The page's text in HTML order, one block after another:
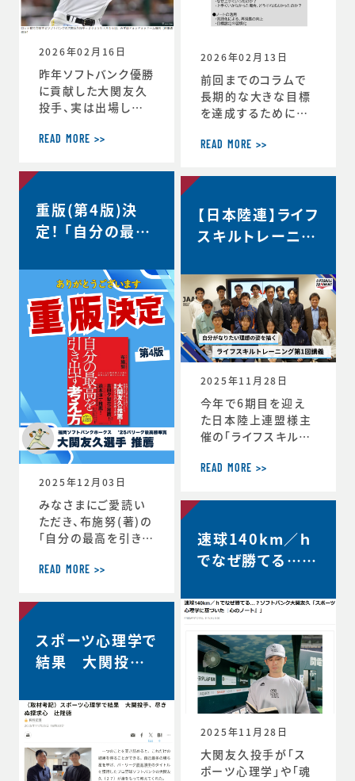
2026年02月16日
昨年ソフトバンク優勝
に貢献した大関友久
投手、実は出場した
ーで、たくさんの印象
ていました。時事通信
け、大関選手のコメン
トの「真意」をスポー
ツ心理学の視点から、
た内容がこちらの記
事にまとめられてい
ます。大関選手の布施
の1年間の取組みの
中身が見えてくると
思います。ぜひリンク
からご覧ください。・
言語化で生じる再現
性・何にフォーカスす
READ MORE >>
2026年02月13日
前回までのコラムで
長期的な大きな目標
を達成するためにCS
がらその時々の適切
との重要性を話して
バランスを理解するこ
とのメリットはそれだ
けにとどまりません。
ビジネスにおいても
瞬時に判断が求めら
れるような状況が
度々起こりますが、 C
S バランスを意識し
てその時できる最高
のことにチャレンジす
る習慣が身につくと、
困難などんな状況下
READ MORE >>
重版(第4版)決
定！ 「自分の最高
方」
2025年12月03日
みなさまにご愛読い
ただき、布施努(著)の
「自分の最高を引き出
ツ心理学博士が語る
の違い」は、続々と重
決定しました。第4版
からの帯には、ソフト
バンクホークス大関
葉もいただいていま
す！この本が、より多く
のみなさまのお役に
立つことができれば
と願っております。■
READ MORE >>
【日本陸連】ライフ
スキルトレーニン
ンタビュー＜自分
がなりたい理想の
姿を描く＞
2025年11月28日
今年で6期目を迎え
た日本陸上連盟様主
催の「ライフスキルト
トしています。第6期
3名、3年生2名、4年
tps://www.jaaf.o
r.jp/news/articl
e/22881/）が受講生
ます。第一回のトレー
ニングの様子や受講
者のインタビューが
掲載されました。htt
ps://www.jaaf.or.
jp/news/a
READ MORE >>
スポーツ心理学で
結果 大関投手、
日新聞デジタル】
速球140km／ｈ
でなぜ勝てる…？
友久「野球はアー
トとサイエンスで
す」【FRIDAY…
2025年11月28日
大関友久投手が「ス
ポーツ心理学」や「魂